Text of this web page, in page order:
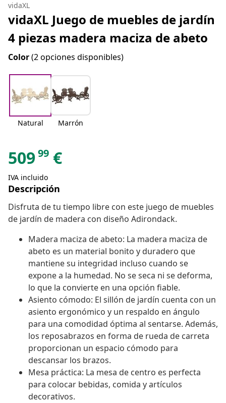
vidaXL
vidaXL Juego de muebles de jardín
4 piezas madera maciza de abeto
Color(2 opciones disponibles)
Natural Marrón
50999 €
IVA incluido
Descripción
Disfruta de tu tiempo libre con este juego de muebles
de jardín de madera con diseño Adirondack.
Madera maciza de abeto: La madera maciza de
abeto es un material bonito y duradero que
mantiene su integridad incluso cuando se
expone a la humedad. No se seca ni se deforma,
lo que la convierte en una opción fiable.
Asiento cómodo: El sillón de jardín cuenta con un
asiento ergonómico y un respaldo en ángulo
para una comodidad óptima al sentarse. Además,
los reposabrazos en forma de rueda de carreta
proporcionan un espacio cómodo para
descansar los brazos.
Mesa práctica: La mesa de centro es perfecta
para colocar bebidas, comida y artículos
decorativos.